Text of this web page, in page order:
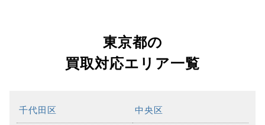
東京都の
買取対応エリア一覧
千代田区 中央区